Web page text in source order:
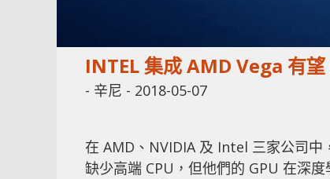
INTEL 集成 AMD Vega 有望
- 辛尼 - 2018-05-07
在 AMD、NVIDIA 及 Intel 三家公司中
缺少高端 CPU，但他們的 GPU 在深